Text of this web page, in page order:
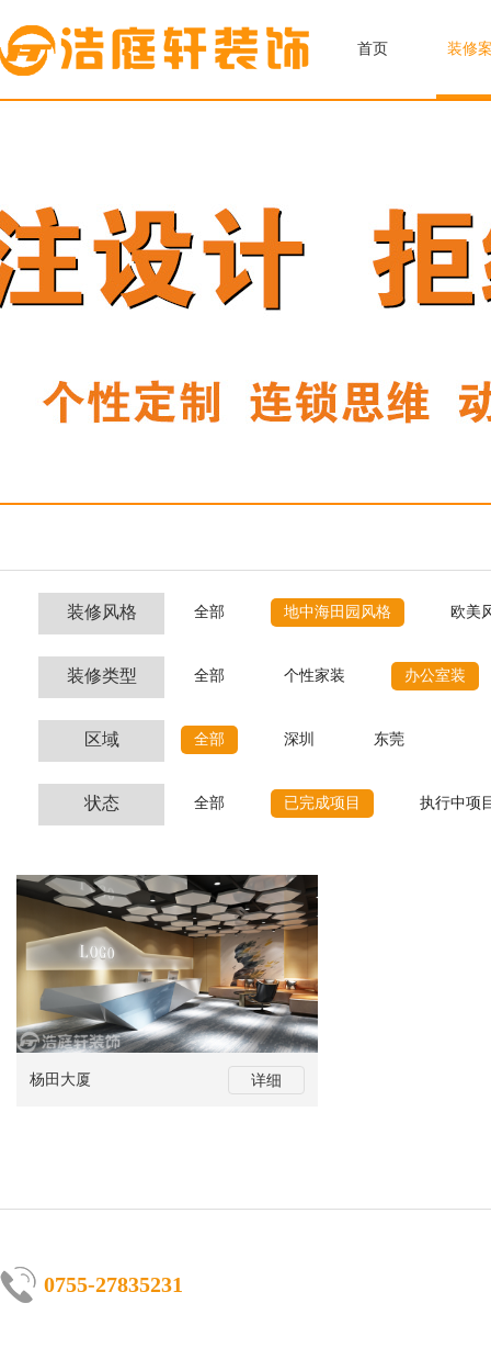
首页 装修
装修风格 全部 地中海田园风格 欧美
装修类型 全部 个性家装 办公室装
区域 全部 深圳 东莞
状态 全部 已完成项目 执行中项
杨田大厦 详细
0755-27835231